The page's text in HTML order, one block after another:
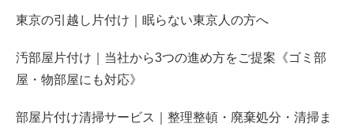
東京の引越し片付け｜眠らない東京人の方へ
汚部屋片付け｜当社から3つの進め方をご提案《ゴミ部
屋・物部屋にも対応》
部屋片付け清掃サービス｜整理整頓・廃棄処分・清掃ま